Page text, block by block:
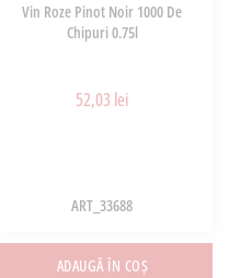
Vin Roze Pinot Noir 1000 De
Chipuri 0.75l
52,03 lei
ART_33688
ADAUGĂ ÎN COȘ